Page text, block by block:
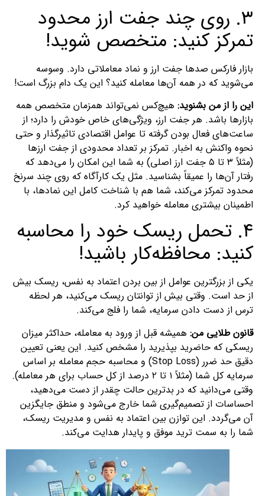
۳. روی چند جفت ارز محدود
تمرکز کنید: متخصص شوید!
بازار فارکس صدها جفت ارز و نماد معاملاتی دارد. وسوسه
می‌شوید که در همه آن‌ها معامله کنید؟ این یک دام بزرگ است!
این را از من بشنوید: هیچ‌کس نمی‌تواند همزمان متخصص همه
بازارها باشد. هر جفت ارز، ویژگی‌های خاص خودش را دارد؛ از
ساعت‌های فعال بودن گرفته تا عوامل اقتصادی تاثیرگذار و حتی
نحوه واکنش به اخبار. تمرکز بر تعداد محدودی از جفت ارزها
(مثلاً ۳ تا ۵ جفت ارز اصلی) به شما این امکان را می‌دهد که
رفتار آن‌ها را عمیقاً بشناسید. مثل یک کارآگاه که روی چند سرنخ
محدود تمرکز می‌کند، شما هم با شناخت کامل این نمادها، با
اطمینان بیشتری معامله خواهید کرد.
۴. تحمل ریسک خود را محاسبه
کنید: محافظه‌کار باشید!
یکی از بزرگترین عوامل از بین بردن اعتماد به نفس، ریسک بیش
از حد است. وقتی بیش از توانتان ریسک می‌کنید، هر لحظه
ترس از دست دادن سرمایه، شما را فلج می‌کند.
قانون طلایی من: همیشه قبل از ورود به معامله، حداکثر میزان
ریسکی که حاضرید بپذیرید را مشخص کنید. این یعنی تعیین
دقیق حد ضرر (Stop Loss) و محاسبه حجم معامله بر اساس
سرمایه کل شما (مثلاً ۱ تا ۲ درصد از کل حساب برای هر معامله).
وقتی می‌دانید که در بدترین حالت چقدر از دست می‌دهید،
احساسات از تصمیم‌گیری شما خارج می‌شود و منطق جایگزین
آن می‌گردد. این توازن بین اعتماد به نفس و مدیریت ریسک،
شما را به سمت ترید موفق و پایدار هدایت می‌کند.